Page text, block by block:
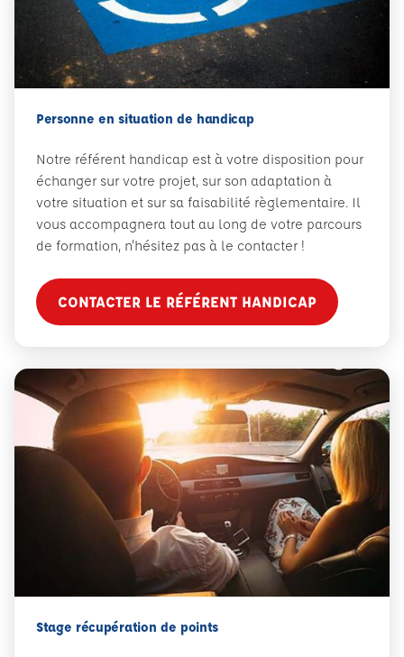
Personne en situation de handicap
Notre référent handicap est à votre disposition pour
échanger sur votre projet, sur son adaptation à
votre situation et sur sa faisabilité règlementaire. Il
vous accompagnera tout au long de votre parcours
de formation, n'hésitez pas à le contacter !
CONTACTER LE RÉFÉRENT HANDICAP
Stage récupération de points